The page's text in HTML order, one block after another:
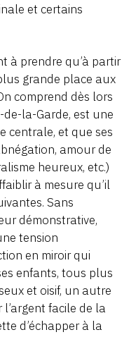
et certains
à prendre qu’à partir
grande place aux
comprend dès lors
la-Garde, est une
centrale, et que ses
amour de
heureux, etc.)
à mesure qu’il
Sans
démonstrative,
tension
en miroir qui
enfants, tous plus
et oisif, un autre
facile de la
d’échapper à la